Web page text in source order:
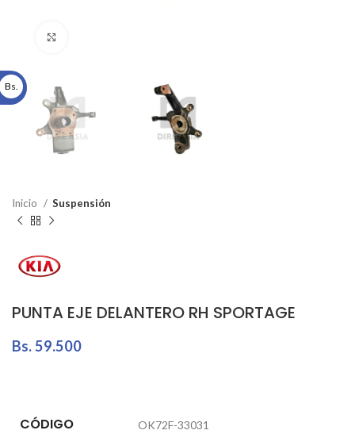
Inicio Suspensión
PUNTA EJE DELANTERO RH SPORTAGE
Bs.59.500
CÓDIGO OK72F-33031
Bs.